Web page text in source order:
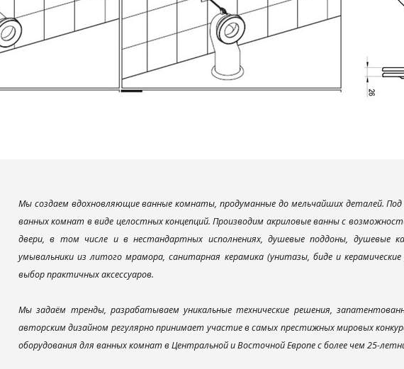
Мы создаем вдохновляющие ванные комнаты, продуманные до мельчайших деталей. Под
ванных комнат в виде целостных концепций. Производим акриловые ванны с
двери, в том числе и в нестандартных исполнениях, душевые поддоны,
умывальники из литого мрамора, санитарная керамика (унитазы, биде и
выбор практичных аксессуаров.
Мы задаём тренды, разрабатываем уникальные технические решения,
авторским дизайном регулярно принимает участие в самых престижных мировых
оборудования для ванных комнат в Центральной и Восточной Европе с более чем 25-